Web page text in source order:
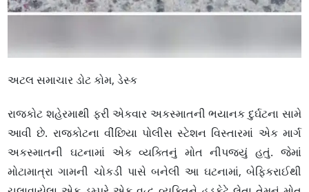
અટલ સમાચાર ડોટ કોમ, ડેસ્ક
રાજકોટ શહેરમાથી ફરી એકવાર અકસ્માતની ભયાનક દુર્ઘટના સામે
આવી છે. રાજકોટના વીંછિયા પોલીસ સ્ટેશન વિસ્તારમાં એક માર્ગ
અકસ્માતની ઘટનામાં એક વ્યક્તિનું મોત નીપજયું હતું. જેમાં
મોટામાત્રા ગામની ચોકડી પાસે બનેલી આ ઘટનામાં, બેફિકરાઈથી